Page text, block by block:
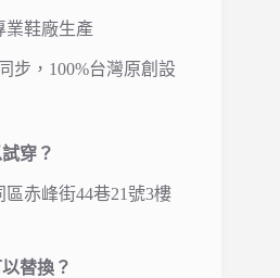
業鞋廠生產
步，100%台灣原創設
穿？
區赤峰街44巷21號3樓
替換？